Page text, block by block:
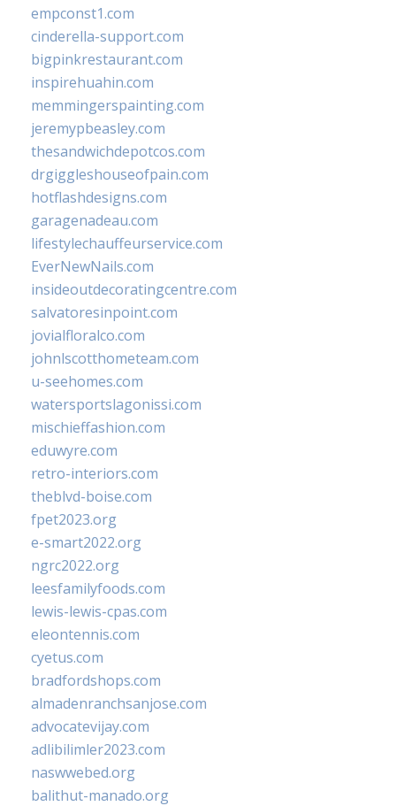
empconst1.com
cinderella-support.com
bigpinkrestaurant.com
inspirehuahin.com
memmingerspainting.com
jeremypbeasley.com
thesandwichdepotcos.com
drgiggleshouseofpain.com
hotflashdesigns.com
garagenadeau.com
lifestylechauffeurservice.com
EverNewNails.com
insideoutdecoratingcentre.com
salvatoresinpoint.com
jovialfloralco.com
johnlscotthometeam.com
u-seehomes.com
watersportslagonissi.com
mischieffashion.com
eduwyre.com
retro-interiors.com
theblvd-boise.com
fpet2023.org
e-smart2022.org
ngrc2022.org
leesfamilyfoods.com
lewis-lewis-cpas.com
eleontennis.com
cyetus.com
bradfordshops.com
almadenranchsanjose.com
advocatevijay.com
adlibilimler2023.com
naswwebed.org
balithut-manado.org